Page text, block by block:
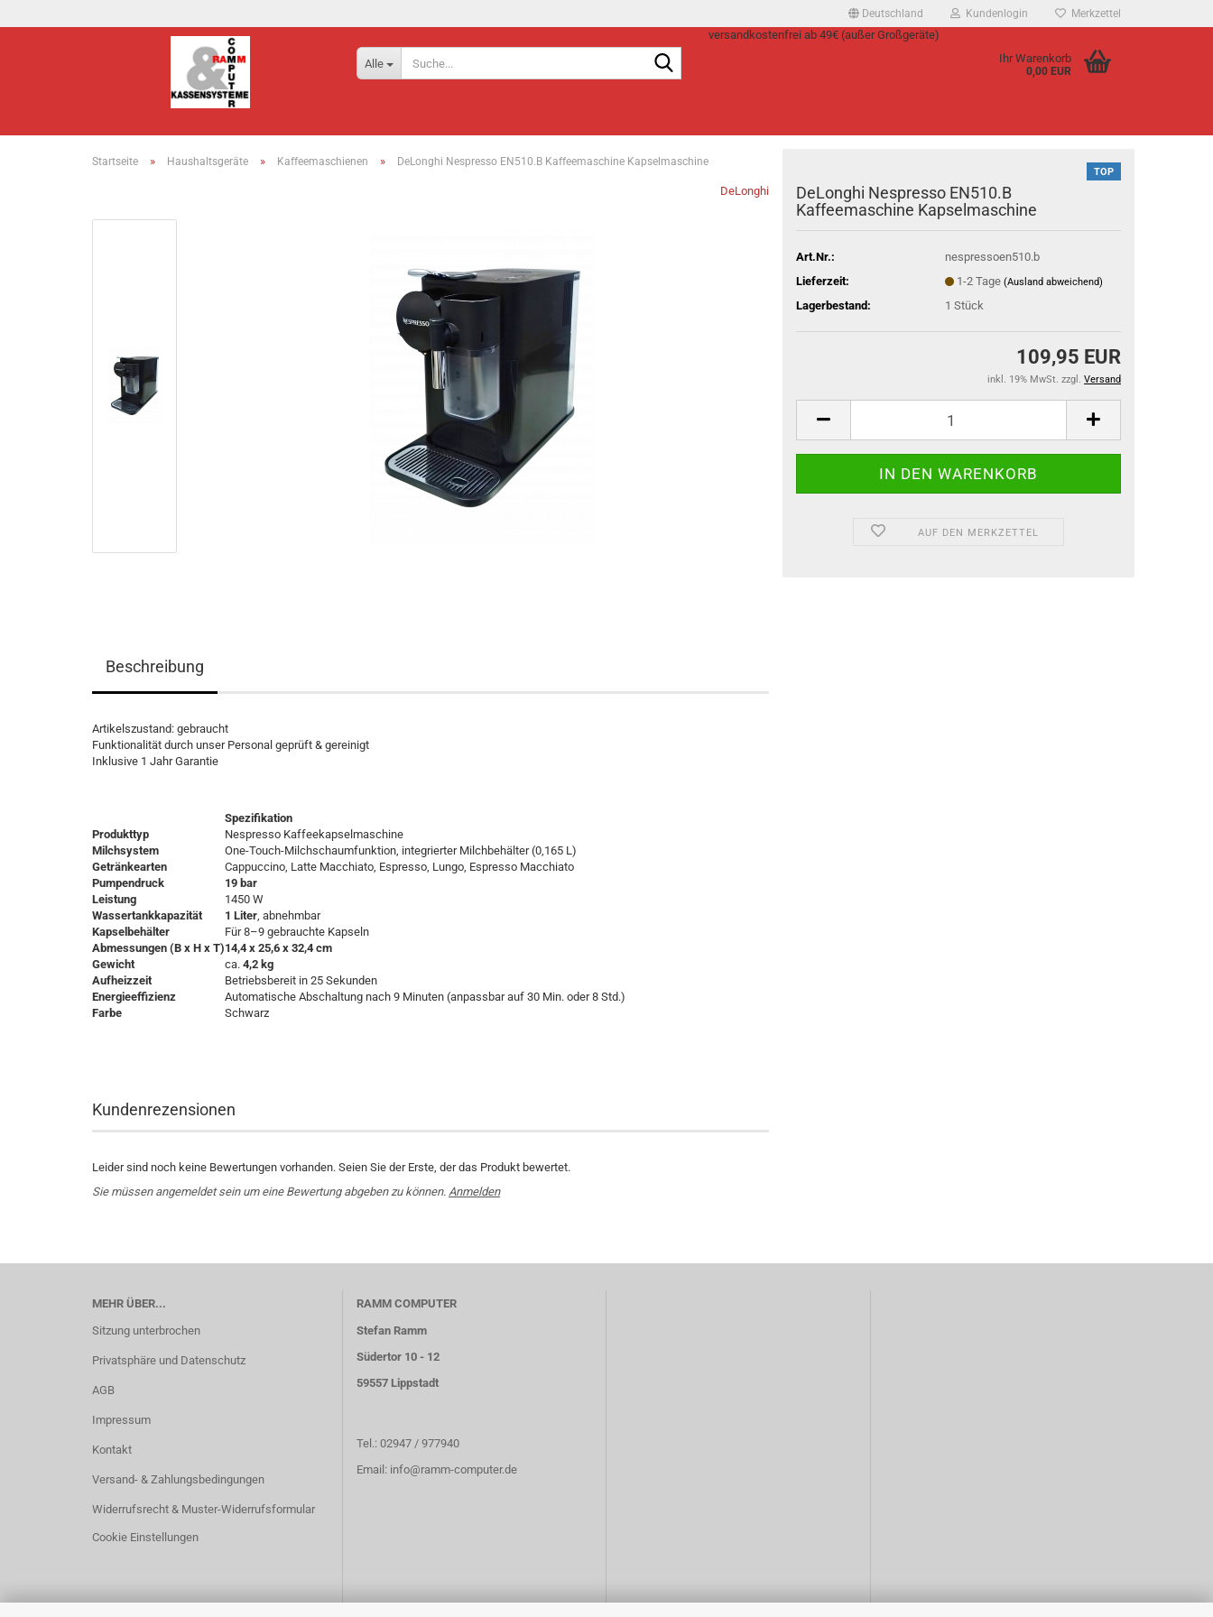
Deutschland
Lieferland
Kundenlogin
Konto erstellen
Passwort vergessen?
Merkzettel
Alle
versandkostenfrei ab 49€ (außer Großgeräte)
Ihr Warenkorb
0,00 EUR
Startseite » Haushaltsgeräte » Kaffeemaschienen » DeLonghi Nespresso EN510.B Kaffeemaschine Kapselmaschine
DeLonghi
TOP
DeLonghi Nespresso EN510.B
Kaffeemaschine Kapselmaschine
Art.Nr.:
nespressoen510.b
Lieferzeit:
1-2 Tage (Ausland abweichend)
Lagerbestand: 1 Stück
109,95 EUR
inkl. 19% MwSt. zzgl. Versand
AUF DEN MERKZETTEL
Beschreibung
Artikelszustand: gebraucht
Funktionalität durch unser Personal geprüft & gereinigt
Inklusive 1 Jahr Garantie
Spezifikation
Produkttyp
Nespresso Kaffeekapselmaschine
Milchsystem
One-Touch-Milchschaumfunktion, integrierter Milchbehälter (0,165 L)
Getränkearten
Cappuccino, Latte Macchiato, Espresso, Lungo, Espresso Macchiato
Pumpendruck
19 bar
Leistung
1450 W
Wassertankkapazität
1 Liter, abnehmbar
Kapselbehälter
Für 8–9 gebrauchte Kapseln
Abmessungen (B x H x T)14,4 x 25,6 x 32,4 cm
Gewicht
ca. 4,2 kg
Aufheizzeit
Betriebsbereit in 25 Sekunden
Energieeffizienz
Automatische Abschaltung nach 9 Minuten (anpassbar auf 30 Min. oder 8 Std.)
Farbe
Schwarz
Kundenrezensionen
Leider sind noch keine Bewertungen vorhanden. Seien Sie der Erste, der das Produkt bewertet.
Sie müssen angemeldet sein um eine Bewertung abgeben zu können. Anmelden
MEHR ÜBER...
Sitzung unterbrochen
Privatsphäre und Datenschutz
AGB
Impressum
Kontakt
Versand- & Zahlungsbedingungen
Widerrufsrecht & Muster-Widerrufsformular
Cookie Einstellungen
RAMM COMPUTER
Stefan Ramm
Südertor 10 - 12
59557 Lippstadt
Tel.: 02947 / 977940
Email: info@ramm-computer.de